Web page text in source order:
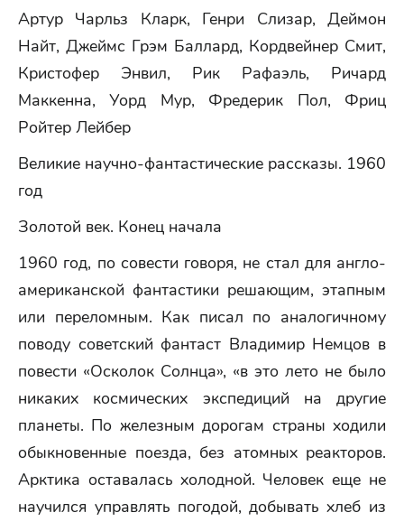
Артур Чарльз Кларк, Генри Слизар, Деймон
Найт, Джеймс Грэм Баллард, Кордвейнер Смит,
Кристофер Энвил, Рик Рафаэль, Ричард
Маккенна, Уорд Мур, Фредерик Пол, Фриц
Ройтер Лейбер
Великие научно-фантастические рассказы. 1960
год
Золотой век. Конец начала
1960 год, по совести говоря, не стал для англо-
американской фантастики решающим, этапным
или переломным. Как писал по аналогичному
поводу советский фантаст Владимир Немцов в
повести «Осколок Солнца», «в это лето не было
никаких космических экспедиций на другие
планеты. По железным дорогам страны ходили
обыкновенные поезда, без атомных реакторов.
Арктика оставалась холодной. Человек еще не
научился управлять погодой, добывать хлеб из